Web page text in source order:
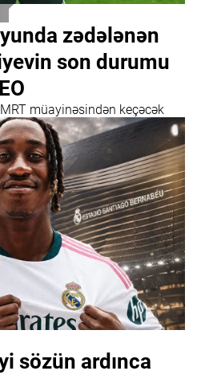
zədələnən
son durumu
müayinəsindən keçəcək
sözün ardınca